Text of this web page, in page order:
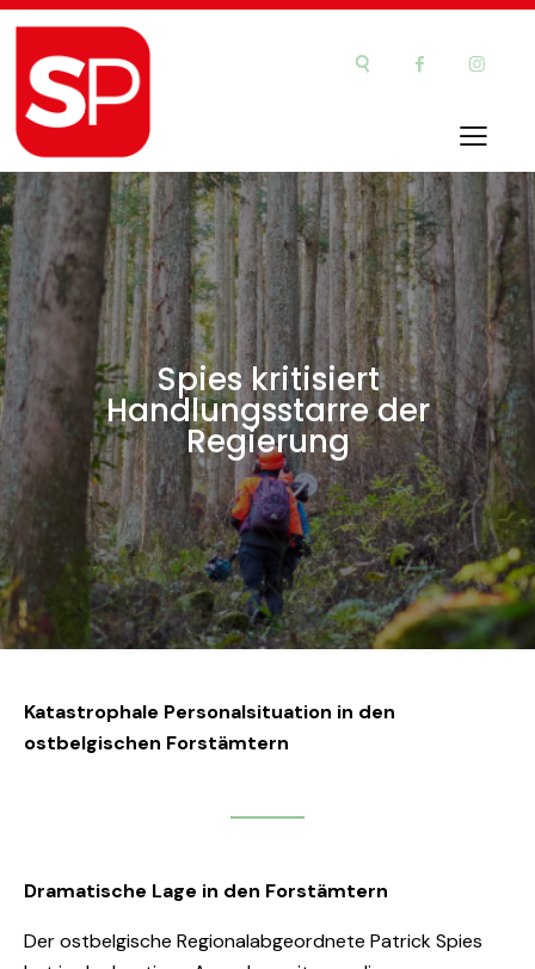
Spies kritisiert
Handlungsstarre der
Regierung
Katastrophale Personalsituation in den
ostbelgischen Forstämtern
Dramatische Lage in den Forstämtern
Der ostbelgische Regionalabgeordnete Patrick Spies